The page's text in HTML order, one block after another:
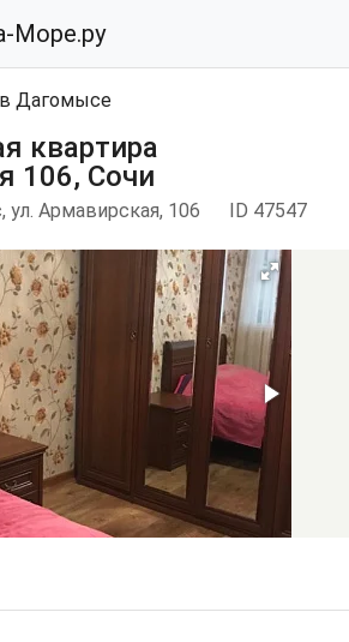
Море.ру
в Дагомысе
квартира
106, Сочи
ул. Армавирская, 106 ID 47547